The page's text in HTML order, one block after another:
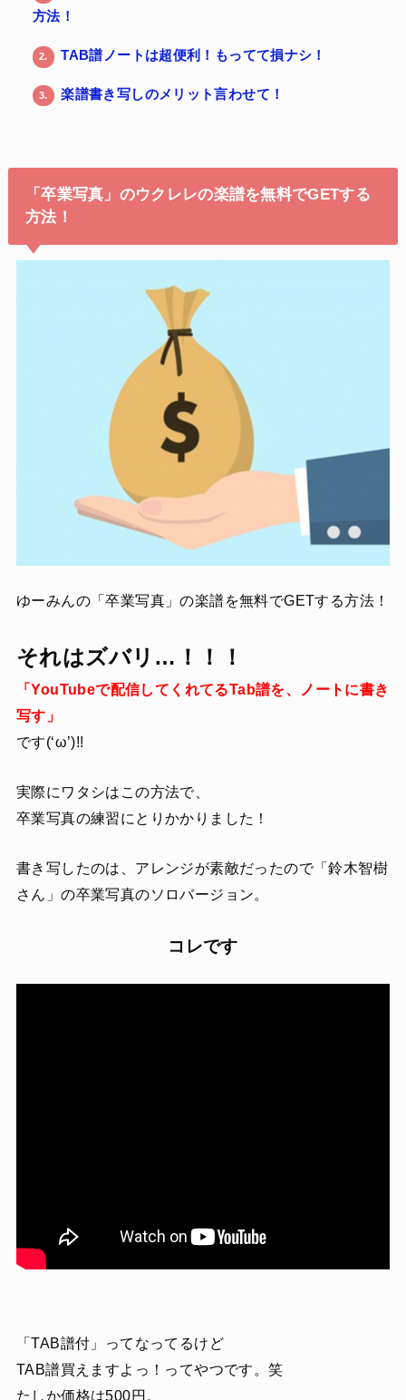
方法！
2. TAB譜ノートは超便利！もってて損ナシ！
3. 楽譜書き写しのメリット言わせて！
「卒業写真」のウクレレの楽譜を無料でGETする
方法！
ゆーみんの「卒業写真」の楽譜を無料でGETする方法！
それはズバリ…！！！
「YouTubeで配信してくれてるTab譜を、ノートに書き
写す」
です(‘ω’)!!
実際にワタシはこの方法で、
卒業写真の練習にとりかかりました！
書き写したのは、アレンジが素敵だったので「鈴木智樹
さん」の卒業写真のソロバージョン。
コレです
「TAB譜付」ってなってるけど
TAB譜買えますよっ！ってやつです。笑
たしか価格は500円。